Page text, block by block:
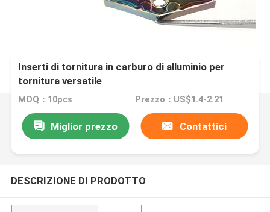
Inserti di tornitura in carburo di alluminio per
tornitura versatile
MOQ：10pcs Prezzo：US$1.4-2.21
Miglior prezzo Contattici
DESCRIZIONE DI PRODOTTO